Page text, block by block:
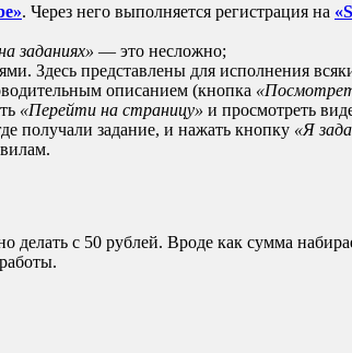
. Через него выполняется регистрация на
заданиях» — это несложно;
Здесь представлены для исполнения
описанием (кнопка
«Перейти на страницу» и просмотреть
получали задание, и нажать кнопку «Я
с 50 рублей. Вроде как сумма